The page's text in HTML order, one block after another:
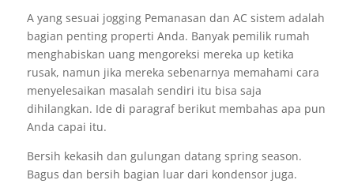
A yang sesuai jogging Pemanasan dan AC sistem adalah
bagian penting properti Anda. Banyak pemilik rumah
menghabiskan uang mengoreksi mereka up ketika
rusak, namun jika mereka sebenarnya memahami cara
menyelesaikan masalah sendiri itu bisa saja
dihilangkan. Ide di paragraf berikut membahas apa pun
Anda capai itu.
Bersih kekasih dan gulungan datang spring season.
Bagus dan bersih bagian luar dari kondensor juga.